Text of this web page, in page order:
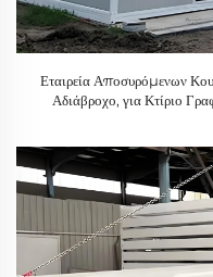
Εταιρεία Αποσυρόμενων
Αδιάβροχο, για Κτίριο